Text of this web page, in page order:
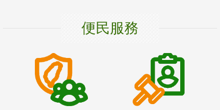
便民服務